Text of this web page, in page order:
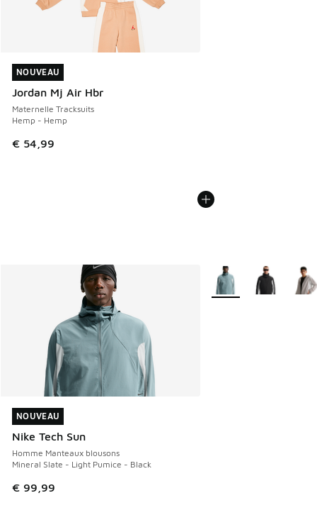
NOUVEAU
Jordan Mj Air Hbr
Maternelle Tracksuits
Hemp - Hemp
€ 54,99
NOUVEAU
NOUVEAU
Nike Tech Sun
Homme Manteaux blousons
Mineral Slate - Light Pumice - Black
€ 99,99
NOUVEAU
Plus de couleurs